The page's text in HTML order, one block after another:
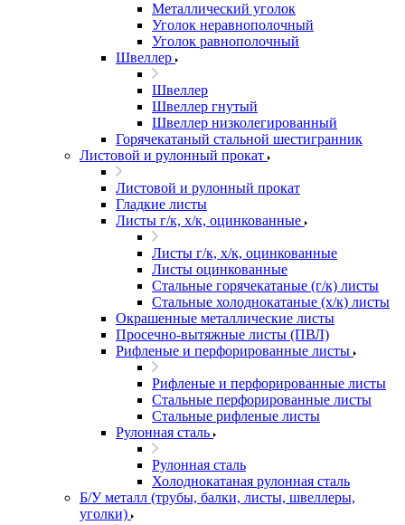
Металлический уголок
Уголок неравнополочный
Уголок равнополочный
Швеллер
Швеллер
Швеллер гнутый
Швеллер низколегированный
Горячекатаный стальной шестигранник
Листовой и рулонный прокат
Листовой и рулонный прокат
Гладкие листы
Листы г/к, х/к, оцинкованные
Листы г/к, х/к, оцинкованные
Листы оцинкованные
Стальные горячекатаные (г/к) листы
Стальные холоднокатаные (х/к) листы
Окрашенные металлические листы
Просечно-вытяжные листы (ПВЛ)
Рифленые и перфорированные листы
Рифленые и перфорированные листы
Стальные перфорированные листы
Стальные рифленые листы
Рулонная сталь
Рулонная сталь
Холоднокатаная рулонная сталь
Б/У металл (трубы, балки, листы, швеллеры,
уголки)